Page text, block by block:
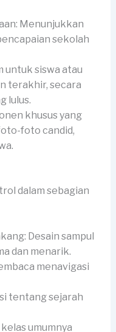
Menunjukkan
sekolah
untuk siswa atau
terakhir, secara
lulus.
khusus yang
foto candid,
dalam sebagian
Desain sampul
dan menarik.
menavigasi
tentang sejarah
umumnya